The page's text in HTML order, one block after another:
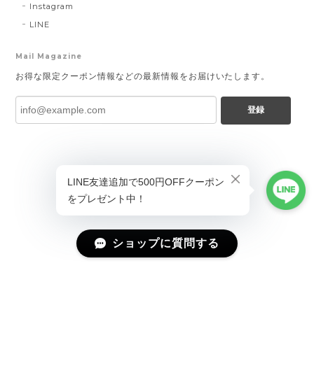
Instagram
LINE
Mail Magazine
お得な限定クーポン情報などの最新情報をお届けいたします。
登録
ショップに質問する